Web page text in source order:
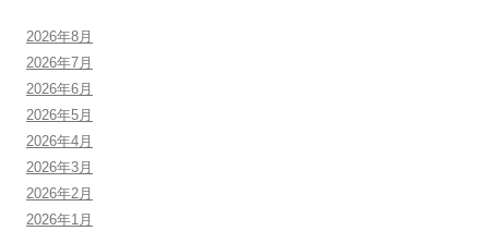
2026年8月
2026年7月
2026年6月
2026年5月
2026年4月
2026年3月
2026年2月
2026年1月